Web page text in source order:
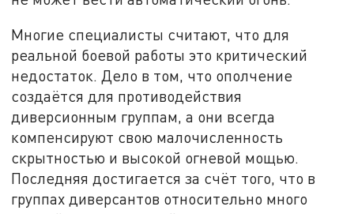
Многие специалисты считают, что для
реальной боевой работы это критический
недостаток. Дело в том, что ополчение
создаётся для противодействия
диверсионным группам, а они всегда
компенсируют свою малочисленность
скрытностью и высокой огневой мощью.
Последняя достигается за счёт того, что в
группах диверсантов относительно много